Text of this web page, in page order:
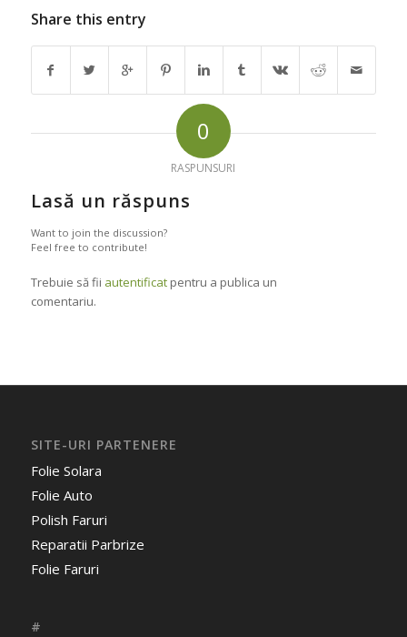
Share this entry
0
RASPUNSURI
Lasă un răspuns
Want to join the discussion?
Feel free to contribute!
Trebuie să fii autentificatpentru a publica un
comentariu.
SITE-URI PARTENERE
Folie Solara
Folie Auto
Polish Faruri
Reparatii Parbrize
Folie Faruri
#